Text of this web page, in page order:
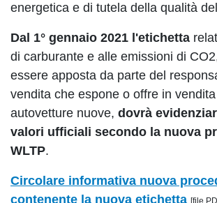
energetica e di tutela della qualità
Dal 1° gennaio 2021 l'etichetta
di carburante e alle emissioni di
essere apposta da parte del
vendita che espone o offre in
autovetture nuove, dovrà
valori ufficiali secondo la nuova
WLTP.
Circolare informativa nuova
contenente la nuova etichetta [file